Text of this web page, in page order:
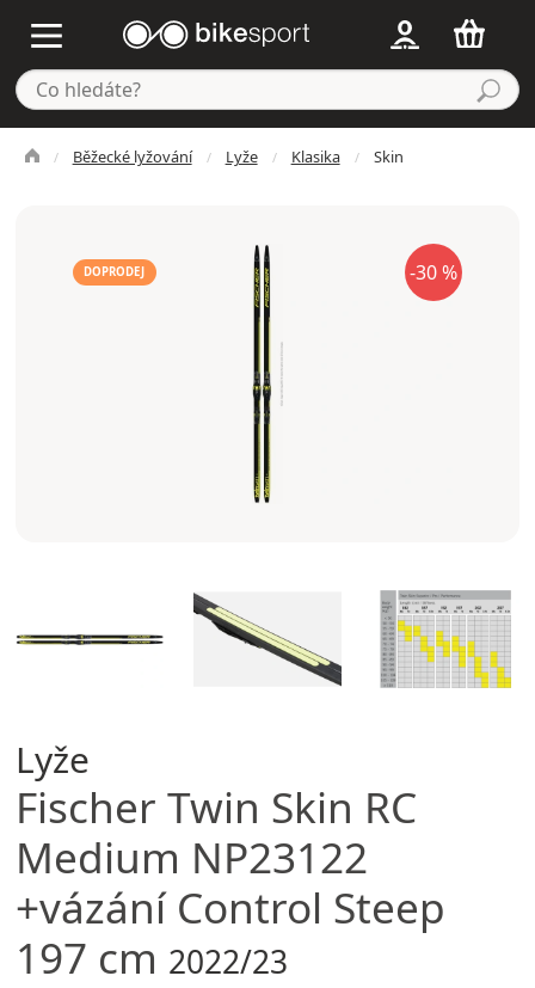
Běžecké lyžování Lyže Klasika Skin
-30 %
DOPRODEJ
Lyže
Fischer Twin Skin RC
Medium NP23122
+vázání Control Steep
197 cm 2022/23